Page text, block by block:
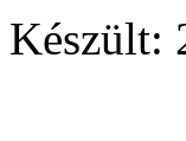
Készült: